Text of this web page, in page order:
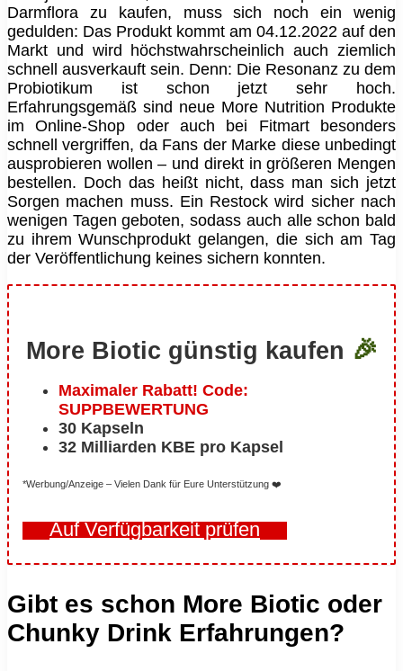
Darmflora zu kaufen, muss sich noch ein wenig
gedulden: Das Produkt kommt am 04.12.2022 auf den
Markt und wird höchstwahrscheinlich auch ziemlich
schnell ausverkauft sein. Denn: Die Resonanz zu dem
Probiotikum ist schon jetzt sehr hoch.
Erfahrungsgemäß sind neue More Nutrition Produkte
im Online-Shop oder auch bei Fitmart besonders
schnell vergriffen, da Fans der Marke diese unbedingt
ausprobieren wollen – und direkt in größeren Mengen
bestellen. Doch das heißt nicht, dass man sich jetzt
Sorgen machen muss. Ein Restock wird sicher nach
wenigen Tagen geboten, sodass auch alle schon bald
zu ihrem Wunschprodukt gelangen, die sich am Tag
der Veröffentlichung keines sichern konnten.
More Biotic günstig kaufen 🎉
Maximaler Rabatt! Code:
SUPPBEWERTUNG
30 Kapseln
32 Milliarden KBE pro Kapsel
*Werbung/Anzeige – Vielen Dank für Eure Unterstützung ❤️
Auf Verfügbarkeit prüfen
Gibt es schon More Biotic oder
Chunky Drink Erfahrungen?